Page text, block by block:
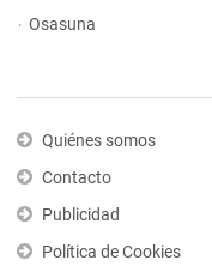
Osasuna
Quiénes somos
Contacto
Publicidad
Política de Cookies